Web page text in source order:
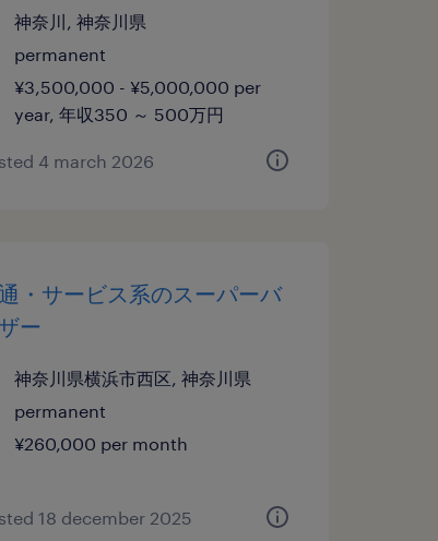
神奈川, 神奈川県
permanent
¥3,500,000 - ¥5,000,000 per
year, 年収350 ～ 500万円
4 march 2026
・サービス系のスーパーバ
ー
神奈川県横浜市西区, 神奈川県
permanent
¥260,000 per month
18 december 2025